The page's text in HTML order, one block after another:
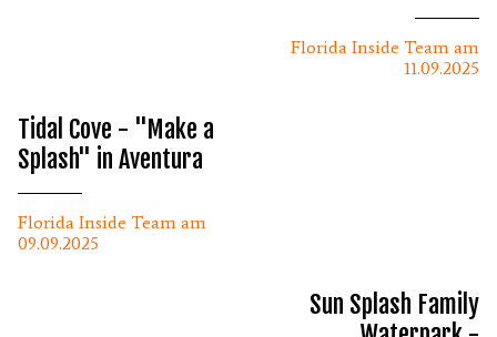
Florida Inside Team am
11.09.2025
Florida Inside Team am
09.09.2025
Tidal Cove - "Make a
Splash" in Aventura
Sun Splash Family